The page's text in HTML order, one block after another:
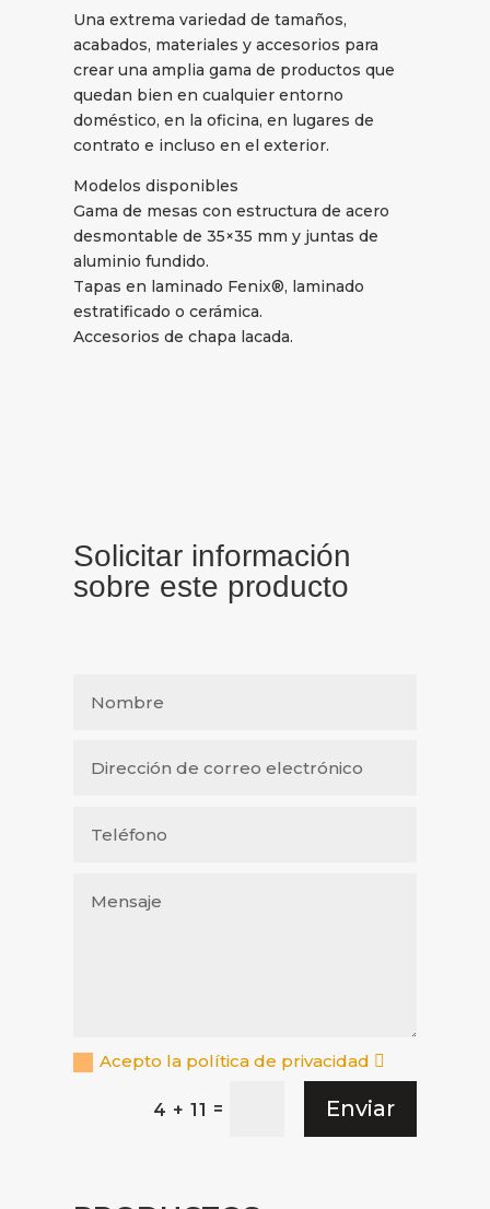
Una extrema variedad de tamaños,
acabados, materiales y accesorios para
crear una amplia gama de productos que
quedan bien en cualquier entorno
doméstico, en la oficina, en lugares de
contrato e incluso en el exterior.
Modelos disponibles
Gama de mesas con estructura de acero
desmontable de 35×35 mm y juntas de
aluminio fundido.
Tapas en laminado Fenix®, laminado
estratificado o cerámica.
Accesorios de chapa lacada.
Solicitar información
sobre este producto
Acepto la política de privacidad
4 + 11 = Enviar